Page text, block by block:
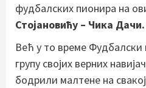
фудбалских пионира на
Стојановићу – Чика Дачи.
Већ у то време Фудбалски
групу својих верних
бодрили малтене на